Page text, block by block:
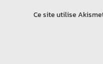
Ce site utilise